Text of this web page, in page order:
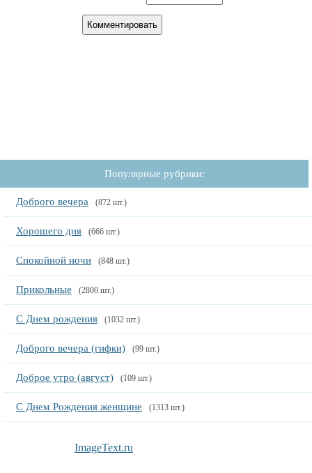
Популярные рубрики:
Доброго вечера (872 шт.)
Хорошего дня (666 шт.)
Спокойной ночи (848 шт.)
Прикольные (2800 шт.)
С Днем рождения (1032 шт.)
Доброго вечера (гифки) (99 шт.)
Доброе утро (август) (109 шт.)
С Днем Рождения женщине (1313 шт.)
ImageText.ru